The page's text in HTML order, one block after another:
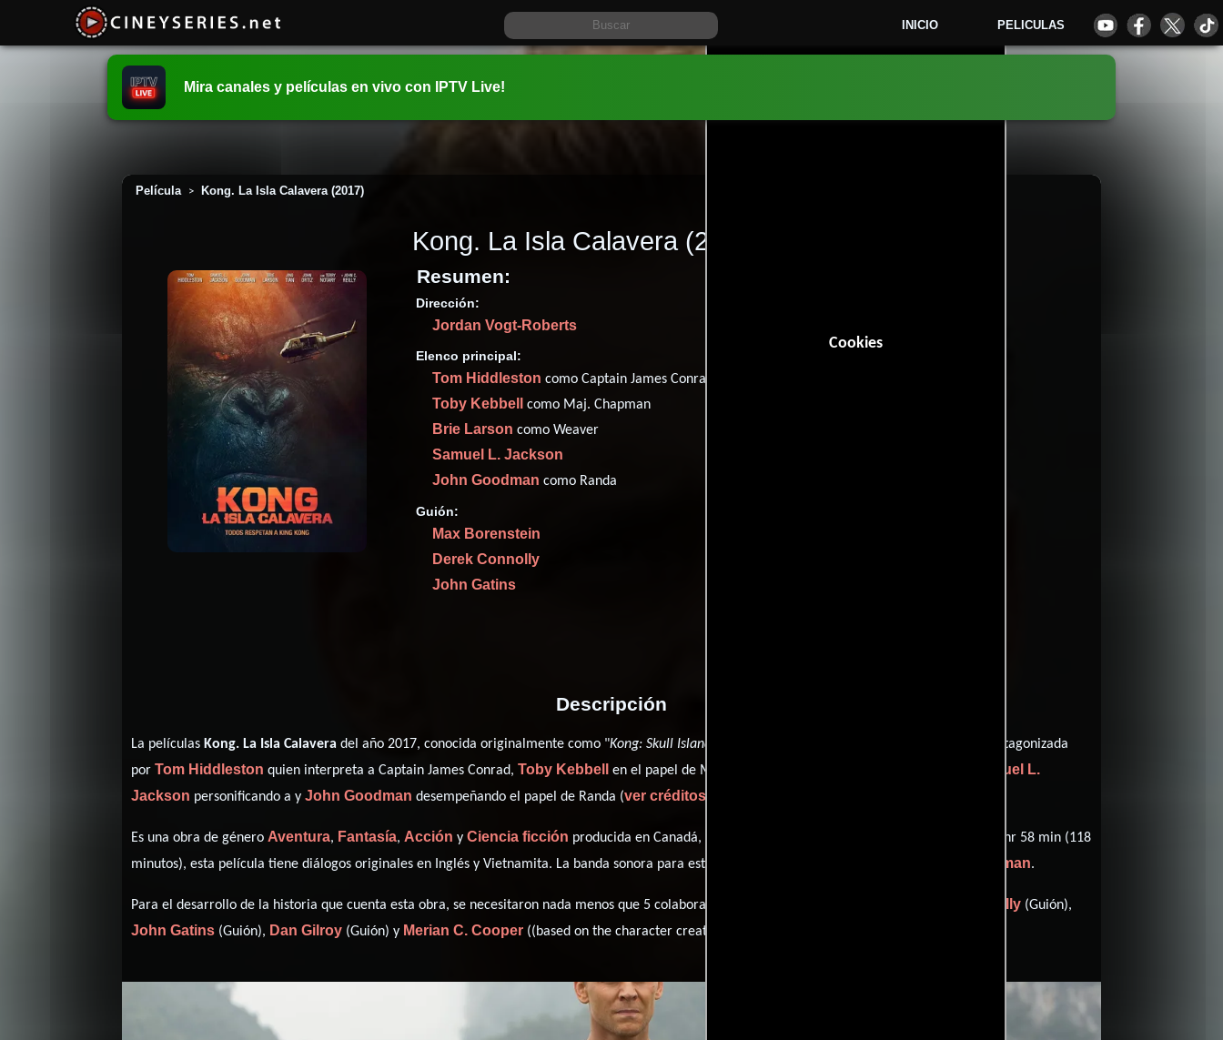
INICIO PELICULAS
Cookies
Mira canales y películas en vivo con IPTV Live!
Película > Kong. La Isla Calavera (2017)
Kong. La Isla Calavera(2017)
Resumen:
Dirección:
Jordan Vogt-Roberts
Elenco principal:
Tom Hiddleston como Captain James Conrad
Toby Kebbell como Maj. Chapman
Brie Larson como Weaver
Samuel L. Jackson
John Goodman como Randa
Guión:
Max Borenstein
Derek Connolly
John Gatins
01 hr 58 min (118 minutos).
Descripción
La películas Kong. La Isla Calavera del año 2017, conocida originalmente como "Kong: Skull Island
y protagonizada
por Tom Hiddleston quien interpreta a Captain James Conrad, Toby Kebbell en el papel de Maj. Chapman,
Samuel L.
Jackson personificando a yJohn Goodman desempeñando el papel de Randa (ver créditos completos
Es una obra de géneroAventura, Fantasía,Acción yCiencia ficción producida en Canadá, EE.UU., Australia y China. Con una duración de 01 hr 58 min (118
minutos), esta película tiene diálogos originales en Inglés yVietnamita. La banda sonora para esta producción ha sido compuesta por Henry Jackman.
Para el desarrollo de la historia que cuenta esta obra, se necesitaron nada menos que 5 colaboraciones. Derek Connolly (Guión),
John Gatins (Guión), Dan Gilroy (Guión) y Merian C. Cooper ((based on the character created by) (u)).